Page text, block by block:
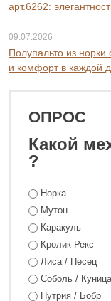
0 ₽ 32
арт.6262:
09.07.2026
Полупальто из норки
и комфорт в каждой
ОПРОС
Какой
?
Норка
Мутон
Каракуль
Кролик-Рекс
Лиса / Песец
Соболь / Куница
Нутрия / Бобр